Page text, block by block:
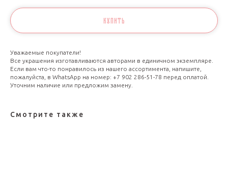
КУПИТЬ
Уважаемые покупатели!
Все украшения изготавливаются авторами в единичном экземпляре.
Если вам что-то понравилось из нашего ассортимента, напишите,
пожалуйста, в WhatsApp на номер: +7 902 286-51-78 перед оплатой.
Уточним наличие или предложим замену.
Смотрите также